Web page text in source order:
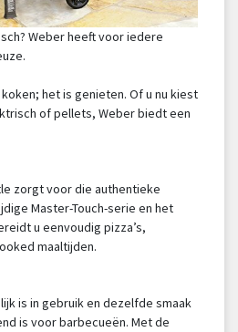
Weber heeft voor iedere
het is genieten. Of u nu kiest
of pellets, Weber biedt een
zorgt voor die authentieke
Master-Touch-serie en het
u eenvoudig pizza’s,
maaltijden.
is in gebruik en dezelfde smaak
is voor barbecueën. Met de